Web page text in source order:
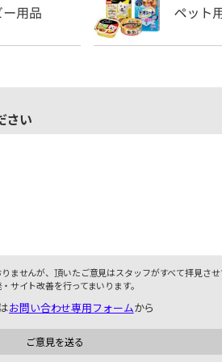
さい
ませんが、頂いたご意見はスタッフがすべて拝見さ
サイト改善を行ってまいります。
お問い合わせ専用フォームから